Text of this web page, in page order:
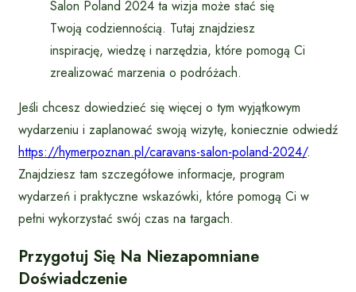
Salon Poland 2024 ta wizja może stać się
Twoją codziennością. Tutaj znajdziesz
inspirację, wiedzę i narzędzia, które pomogą Ci
zrealizować marzenia o podróżach.
Jeśli chcesz dowiedzieć się więcej o tym wyjątkowym
wydarzeniu i zaplanować swoją wizytę, koniecznie odwiedź
https://hymerpoznan.pl/caravans-salon-poland-2024/.
Znajdziesz tam szczegółowe informacje, program
wydarzeń i praktyczne wskazówki, które pomogą Ci w
pełni wykorzystać swój czas na targach.
Przygotuj Się Na Niezapomniane
Doświadczenie